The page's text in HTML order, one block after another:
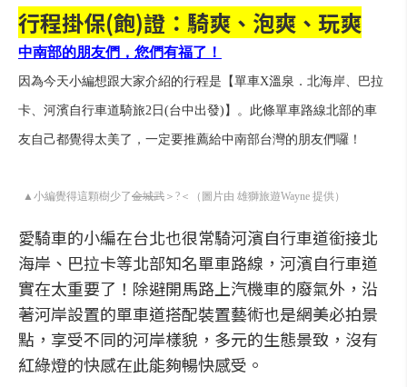
行程掛保(飽)證：騎爽 、 泡爽 、 玩爽
中南部的朋友們，您們有福了！
因為今天小編想跟大家介紹的行程是【單車X溫泉．北海岸、巴拉
卡、河濱自行車道騎旅2日(台中出發)】。此條單車路線北部的車
友自己都覺得太美了，一定要推薦給中南部台灣的朋友們囉！
▲小編覺得這顆樹少了金城武 ＞?＜（圖片由 雄獅旅遊Wayne 提供）
愛騎車的小編在台北也很常騎河濱自行車道銜接北
海岸、巴拉卡等北部知名單車路線，河濱自行車道
實在太重要了！除避開馬路上汽機車的廢氣外，沿
著河岸設置的單車道搭配裝置藝術也是網美必拍景
點，享受不同的河岸樣貌，多元的生態景致，沒有
紅綠燈的快感在此能夠暢快感受。